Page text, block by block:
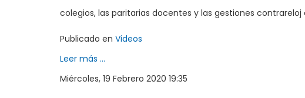
colegios, las paritarias docentes y las gestiones
Publicado en Videos
Leer más ...
Miércoles, 19 Febrero 2020 19:35